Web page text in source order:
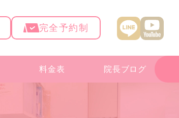
完全予約制
料金表 院長ブログ